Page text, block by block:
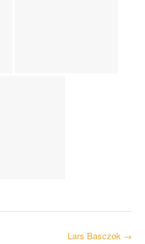
Lars Basczok →